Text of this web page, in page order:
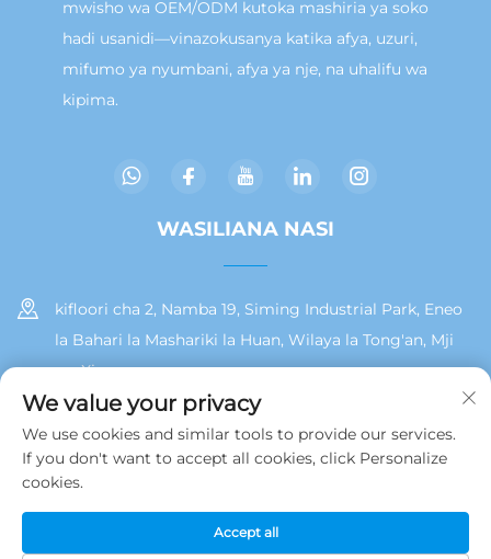
mwisho wa OEM/ODM kutoka mashiria ya soko
hadi usanidi—vinazokusanya katika afya, uzuri,
mifumo ya nyumbani, afya ya nje, na uhalifu wa
kipima.
WASILIANA NASI
kifloori cha 2, Namba 19, Siming Industrial Park, Eneo
la Bahari la Mashariki la Huan, Wilaya la Tong'an, Mji
wa Xiamen
+86 13215929911
[email protected]
Hakiki © 2025 na Jamooz (Xiamen) Technology Co., Ltd.
We value your privacy
We use cookies and similar tools to provide our services.
If you don't want to accept all cookies, click Personalize
cookies.
Accept all